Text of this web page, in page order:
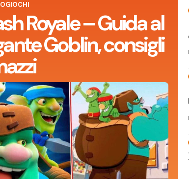
Royale – Guida al
Goblin, consigli